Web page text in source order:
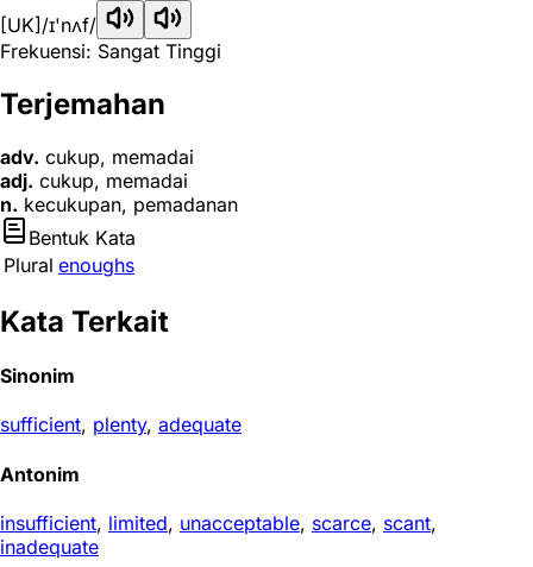
[UK] /ɪ'nʌf/
Frekuensi: Sangat Tinggi
Terjemahan
adv. cukup, memadai
adj. cukup, memadai
n. kecukupan, pemadanan
Bentuk Kata
Plural enoughs
Kata Terkait
Sinonim
sufficient, plenty, adequate
Antonim
insufficient, limited, unacceptable, scarce, scant,
inadequate